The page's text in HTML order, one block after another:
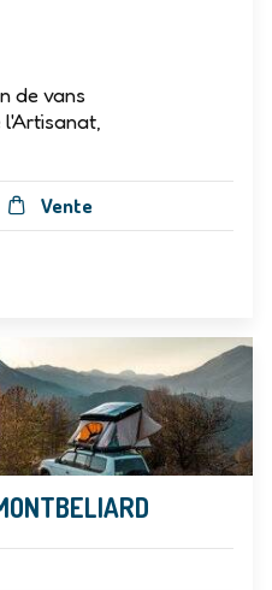
de vans
l'Artisanat,
Vente